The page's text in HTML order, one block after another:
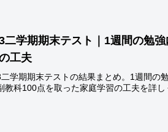
二学期期末テスト｜1週間の勉
工夫
学期期末テストの結果まとめ。1週間の
教科100点を取った家庭学習の工夫を詳し